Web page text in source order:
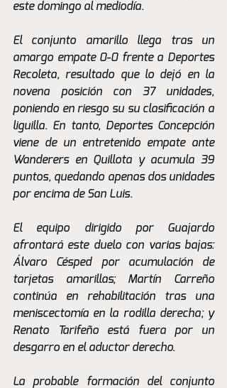
este domingo al mediodía.
El conjunto amarillo llega tras un
amargo empate 0-0 frente a Deportes
Recoleta, resultado que lo dejó en la
novena posición con 37 unidades,
poniendo en riesgo su su clasificación a
liguilla. En tanto, Deportes Concepción
viene de un entretenido empate ante
Wanderers en Quillota y acumula 39
puntos, quedando apenas dos unidades
por encima de San Luis.
El equipo dirigido por Guajardo
afrontará este duelo con varias bajas:
Álvaro Césped por acumulación de
tarjetas amarillas; Martín Carreño
continúa en rehabilitación tras una
meniscectomía en la rodilla derecha; y
Renato Tarifeño está fuera por un
desgarro en el aductor derecho.
La probable formación del conjunto